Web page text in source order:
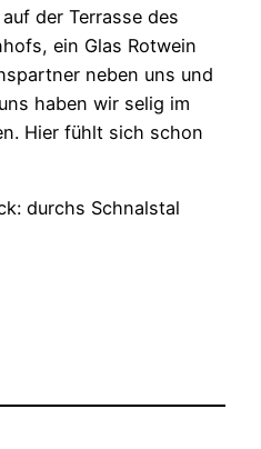
der Terrasse des
ein Glas Rotwein
neben uns und
haben wir selig im
Hier fühlt sich schon
durchs Schnalstal